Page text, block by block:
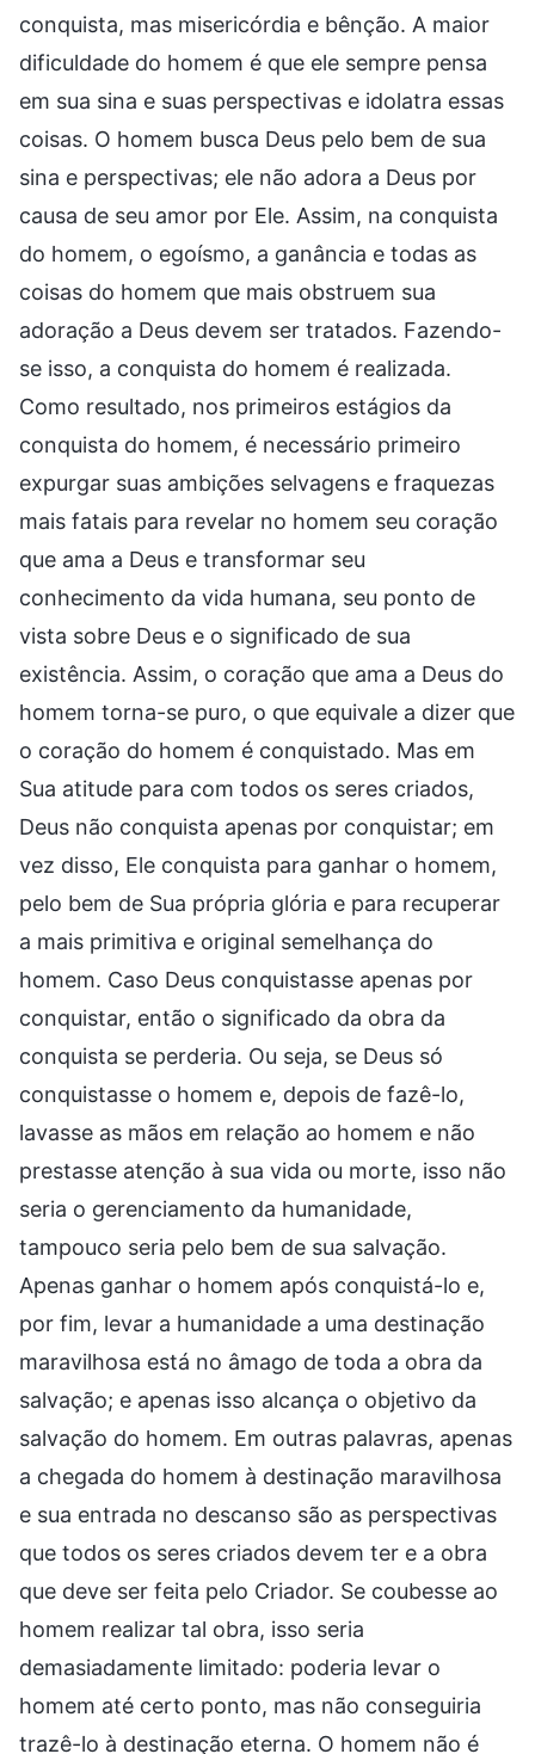
conquista, mas misericórdia e bênção. A maior
dificuldade do homem é que ele sempre pensa
em sua sina e suas perspectivas e idolatra essas
coisas. O homem busca Deus pelo bem de sua
sina e perspectivas; ele não adora a Deus por
causa de seu amor por Ele. Assim, na conquista
do homem, o egoísmo, a ganância e todas as
coisas do homem que mais obstruem sua
adoração a Deus devem ser tratados. Fazendo-
se isso, a conquista do homem é realizada.
Como resultado, nos primeiros estágios da
conquista do homem, é necessário primeiro
expurgar suas ambições selvagens e fraquezas
mais fatais para revelar no homem seu coração
que ama a Deus e transformar seu
conhecimento da vida humana, seu ponto de
vista sobre Deus e o significado de sua
existência. Assim, o coração que ama a Deus do
homem torna-se puro, o que equivale a dizer que
o coração do homem é conquistado. Mas em
Sua atitude para com todos os seres criados,
Deus não conquista apenas por conquistar; em
vez disso, Ele conquista para ganhar o homem,
pelo bem de Sua própria glória e para recuperar
a mais primitiva e original semelhança do
homem. Caso Deus conquistasse apenas por
conquistar, então o significado da obra da
conquista se perderia. Ou seja, se Deus só
conquistasse o homem e, depois de fazê-lo,
lavasse as mãos em relação ao homem e não
prestasse atenção à sua vida ou morte, isso não
seria o gerenciamento da humanidade,
tampouco seria pelo bem de sua salvação.
Apenas ganhar o homem após conquistá-lo e,
por fim, levar a humanidade a uma destinação
maravilhosa está no âmago de toda a obra da
salvação; e apenas isso alcança o objetivo da
salvação do homem. Em outras palavras, apenas
a chegada do homem à destinação maravilhosa
e sua entrada no descanso são as perspectivas
que todos os seres criados devem ter e a obra
que deve ser feita pelo Criador. Se coubesse ao
homem realizar tal obra, isso seria
demasiadamente limitado: poderia levar o
homem até certo ponto, mas não conseguiria
trazê-lo à destinação eterna. O homem não é